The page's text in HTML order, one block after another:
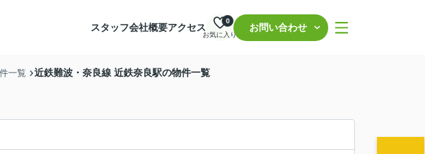
スタッフ会社概要アクセス
お気に入り
0
お問い合わせ
一覧 近鉄難波・奈良線 近鉄奈良駅の物件一覧